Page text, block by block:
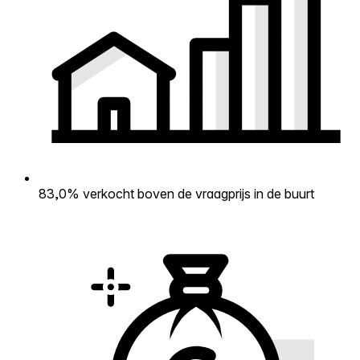
83,0% verkocht boven de vraagprijs in de buurt